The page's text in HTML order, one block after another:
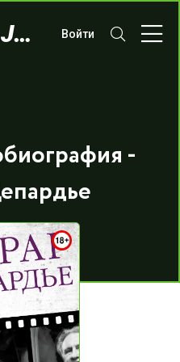
KNIGI-ONLAJN.COM Войти
-